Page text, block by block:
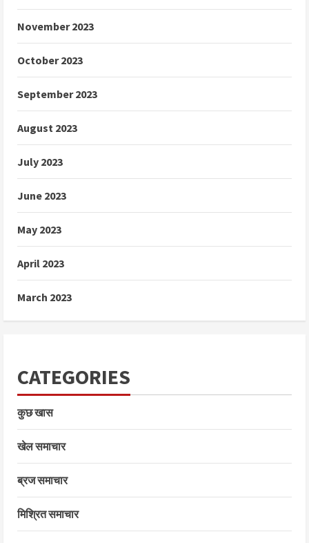
November 2023
October 2023
September 2023
August 2023
July 2023
June 2023
May 2023
April 2023
March 2023
CATEGORIES
कुछ खास
खेल समाचार
ब्रज समाचार
मिश्रित समाचार